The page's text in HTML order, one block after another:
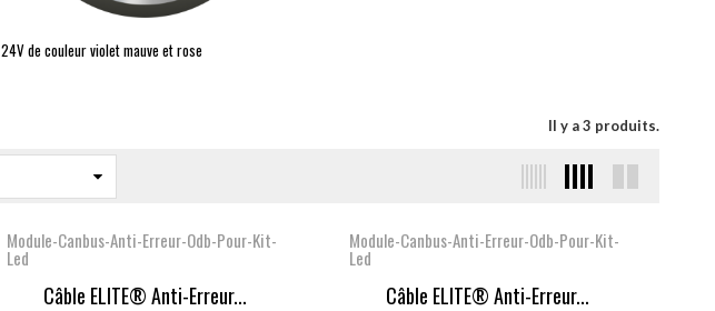
24V de couleur violet mauve et rose
Il y a 3 produits.
Module-Canbus-Anti-Erreur-Odb-Pour-Kit-
Led
Câble ELITE® Anti-Erreur...
Module-Canbus-Anti-Erreur-Odb-Pour-Kit-
Led
Câble ELITE® Anti-Erreur...